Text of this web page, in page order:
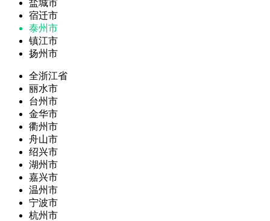
盐城市
宿迁市
泰州市
镇江市
扬州市
全浙江省
丽水市
台州市
金华市
衢州市
舟山市
绍兴市
湖州市
嘉兴市
温州市
宁波市
杭州市